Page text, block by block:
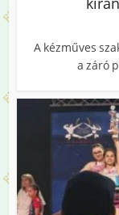
A kézműves
a záró